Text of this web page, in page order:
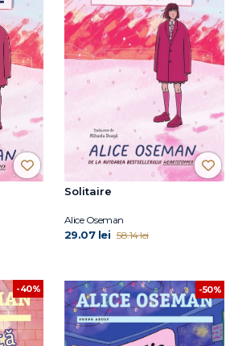
Solitaire
Alice Oseman
29.07 lei 58.14 lei
-40% -50%